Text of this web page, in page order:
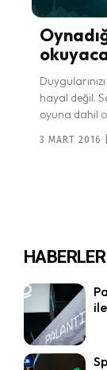
hayal değil.
oyuna dahil
3 MART 2016
HABERLER